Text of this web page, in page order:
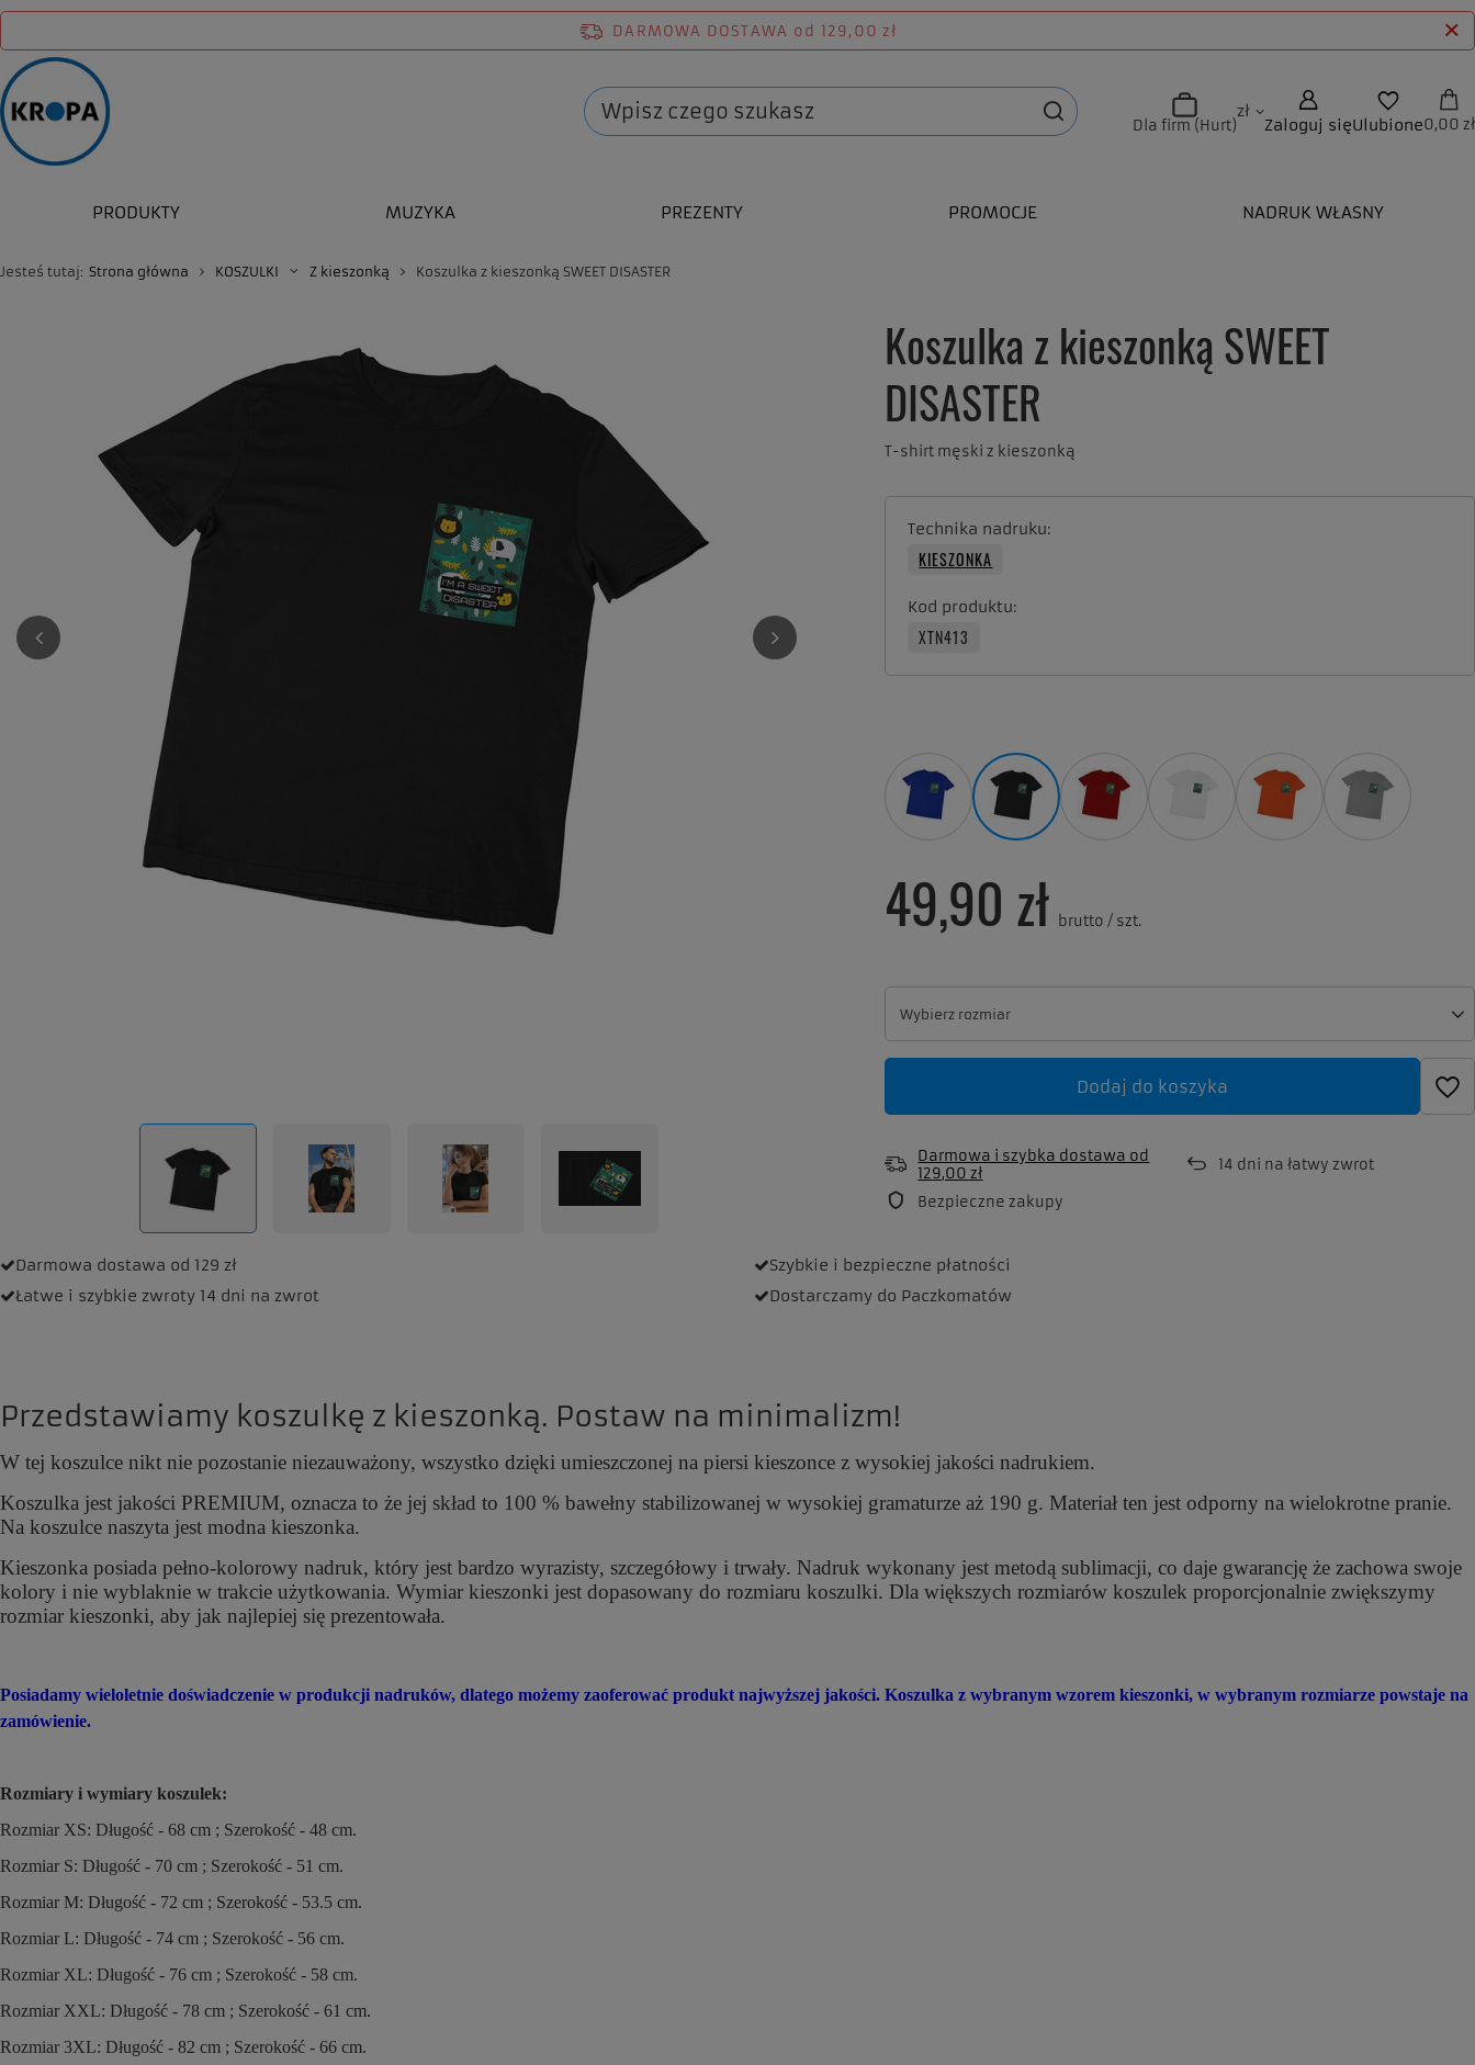
DARMOWA DOSTAWA od 129,00 zł
Dla firm (Hurt)
zł
Zaloguj sięUlubione0,00 zł
PRODUKTY MUZYKA PREZENTY PROMOCJE NADRUK WŁASNY
Jesteś tutaj: Strona główna KOSZULKI Z kieszonką Koszulka z kieszonką SWEET DISASTER
Koszulka z kieszonką SWEET
DISASTER
T-shirt męski z kieszonką
Technika nadruku
KIESZONKA
Kod produktu
XTN413
Wybierz rozmiar
Wybierz rozmiar
49,90 zł brutto / szt.
Dodaj do koszyka
Darmowa i szybka dostawa od
129,00 zł
14 dni na łatwy zwrot
Bezpieczne zakupy
Darmowa dostawa od 129 zł Szybkie i bezpieczne płatności
Łatwe i szybkie zwroty 14 dni na zwrot Dostarczamy do Paczkomatów
Przedstawiamy koszulkę z kieszonką. Postaw na minimalizm!
W tej koszulce nikt nie pozostanie niezauważony, wszystko dzięki umieszczonej na piersi kieszonce z wysokiej jakości nadrukiem.
Koszulka jest jakości PREMIUM, oznacza to że jej skład to 100 % bawełny stabilizowanej w wysokiej gramaturze aż 190 g. Materiał ten jest odporny na wielokrotne pranie.
Na koszulce naszyta jest modna kieszonka.
Kieszonka posiada pełno-kolorowy nadruk, który jest bardzo wyrazisty, szczegółowy i trwały. Nadruk wykonany jest metodą sublimacji, co daje gwarancję że zachowa swoje
kolory i nie wyblaknie w trakcie użytkowania. Wymiar kieszonki jest dopasowany do rozmiaru koszulki. Dla większych rozmiarów koszulek proporcjonalnie zwiększymy
rozmiar kieszonki, aby jak najlepiej się prezentowała.
Posiadamy wieloletnie doświadczenie w produkcji nadruków, dlatego możemy zaoferować produkt najwyższej jakości. Koszulka z wybranym wzorem kieszonki, w wybranym rozmiarze powstaje na
zamówienie.
Rozmiary i wymiary koszulek:
Rozmiar XS: Długość - 68 cm ; Szerokość - 48 cm.
Rozmiar S: Długość - 70 cm ; Szerokość - 51 cm.
Rozmiar M: Długość - 72 cm ; Szerokość - 53.5 cm.
Rozmiar L: Długość - 74 cm ; Szerokość - 56 cm.
Rozmiar XL: Długość - 76 cm ; Szerokość - 58 cm.
Rozmiar XXL: Długość - 78 cm ; Szerokość - 61 cm.
Rozmiar 3XL: Długość - 82 cm ; Szerokość - 66 cm.